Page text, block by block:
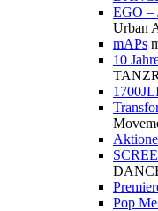
EGO –
Urban
mAPs
10
Pop